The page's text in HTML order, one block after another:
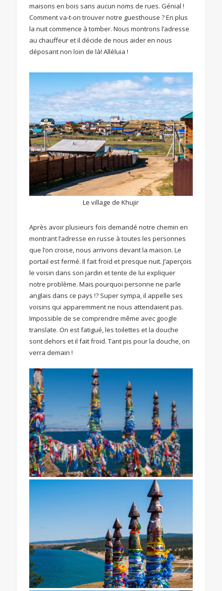
maisons en bois sans aucun noms de rues. Génial !
Comment va-t-on trouver notre guesthouse ? En plus
la nuit commence à tomber. Nous montrons l’adresse
au chauffeur et il décide de nous aider en nous
déposant non loin de là! Alléluia !
Le village de Khujir
Après avoir plusieurs fois demandé notre chemin en
montrant l’adresse en russe à toutes les personnes
que l’on croise, nous arrivons devant la maison. Le
portail est fermé. Il fait froid et presque nuit. J’aperçois
le voisin dans son jardin et tente de lui expliquer
notre problème. Mais pourquoi personne ne parle
anglais dans ce pays !? Super sympa, il appelle ses
voisins qui apparemment ne nous attendaient pas.
Impossible de se comprendre même avec google
translate. On est fatigué, les toilettes et la douche
sont dehors et il fait froid. Tant pis pour la douche, on
verra demain !